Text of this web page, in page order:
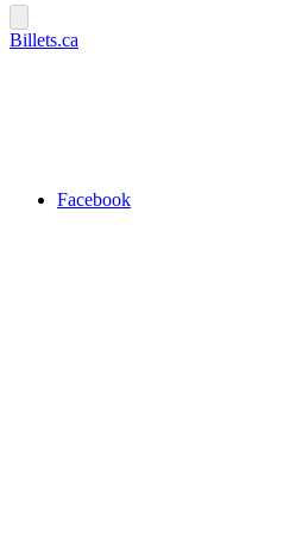
Billets.ca
Facebook